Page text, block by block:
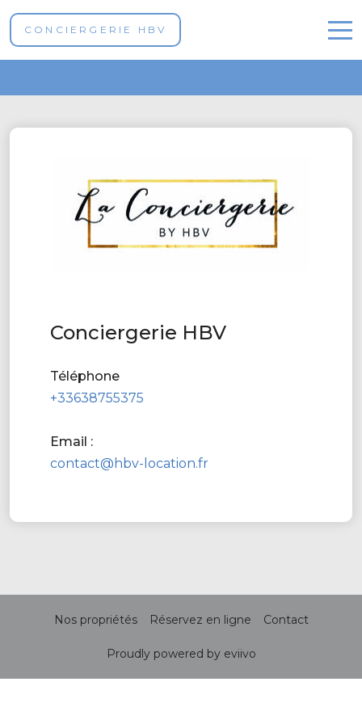
CONCIERGERIE HBV
Contact
Conciergerie HBV
Téléphone
+33638755375
Email :
contact@hbv-location.fr
Nos propriétés Réservez en ligne Contact
Proudly powered by eviivo